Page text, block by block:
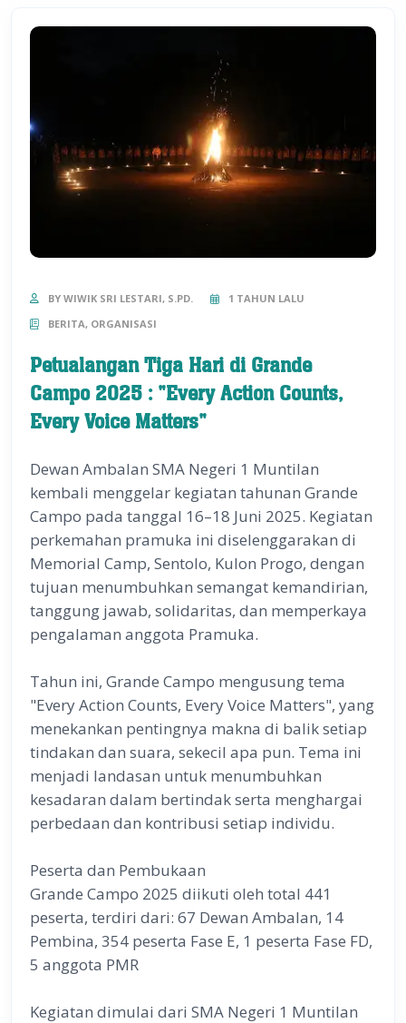
BY WIWIK SRI LESTARI, S.PD.
1 TAHUN LALU
BERITA, ORGANISASI
Petualangan Tiga Hari di Grande
Campo 2025 : "Every Action Counts,
Every Voice Matters"
Dewan Ambalan SMA Negeri 1 Muntilan
kembali menggelar kegiatan tahunan Grande
Campo pada tanggal 16–18 Juni 2025. Kegiatan
perkemahan pramuka ini diselenggarakan di
Memorial Camp, Sentolo, Kulon Progo, dengan
tujuan menumbuhkan semangat kemandirian,
tanggung jawab, solidaritas, dan memperkaya
pengalaman anggota Pramuka.
Tahun ini, Grande Campo mengusung tema
"Every Action Counts, Every Voice Matters", yang
menekankan pentingnya makna di balik setiap
tindakan dan suara, sekecil apa pun. Tema ini
menjadi landasan untuk menumbuhkan
kesadaran dalam bertindak serta menghargai
perbedaan dan kontribusi setiap individu.
Peserta dan Pembukaan
Grande Campo 2025 diikuti oleh total 441
peserta, terdiri dari: 67 Dewan Ambalan, 14
Pembina, 354 peserta Fase E, 1 peserta Fase FD,
5 anggota PMR
Kegiatan dimulai dari SMA Negeri 1 Muntilan